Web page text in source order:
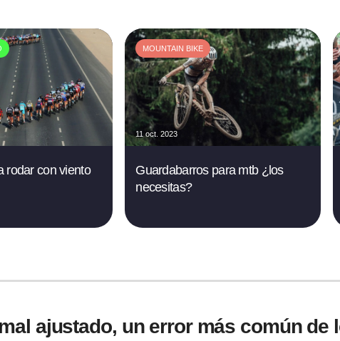
rodar con viento
MOUNTAIN BIKE
11 oct. 2023
Guardabarros para mtb ¿los
necesitas?
ajustado, un error más común de